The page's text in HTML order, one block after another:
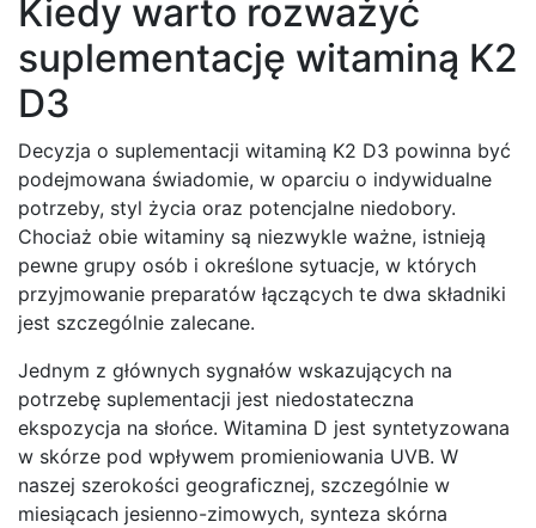
Kiedy warto rozważyć
suplementację witaminą K2
D3
Decyzja o suplementacji witaminą K2 D3 powinna być
podejmowana świadomie, w oparciu o indywidualne
potrzeby, styl życia oraz potencjalne niedobory.
Chociaż obie witaminy są niezwykle ważne, istnieją
pewne grupy osób i określone sytuacje, w których
przyjmowanie preparatów łączących te dwa składniki
jest szczególnie zalecane.
Jednym z głównych sygnałów wskazujących na
potrzebę suplementacji jest niedostateczna
ekspozycja na słońce. Witamina D jest syntetyzowana
w skórze pod wpływem promieniowania UVB. W
naszej szerokości geograficznej, szczególnie w
miesiącach jesienno-zimowych, synteza skórna